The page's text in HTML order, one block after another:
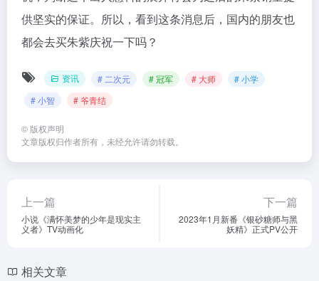
供坚实的保证。所以，看到这条消息后，国内的朋友也
都会去买朱紫庆祝一下吗？
资讯 # 二次元 # 冠军 # 大师
# 小学
# 小智
# 爷青结
© 版权声明
文章版权归作者所有，未经允许请勿转载。
上一篇
小说《满怀美梦的少年是现实主
义者》TV动画化
下一篇
2023年1月新番《银砂糖师与黑
妖精》正式PV公开
相关文章